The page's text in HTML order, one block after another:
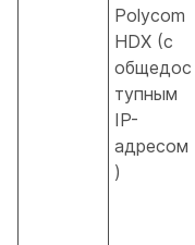
Polycom
HDX (с
общедос
тупным
IP-
адресом
)